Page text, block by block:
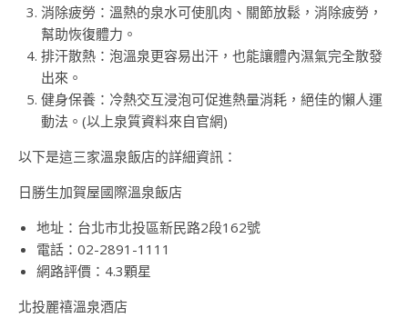
消除疲勞：溫熱的泉水可使肌肉、關節放鬆，消除疲勞，
幫助恢復體力。
排汗散熱：泡溫泉更容易出汗，也能讓體內濕氣完全散發
出來。
健身保養：冷熱交互浸泡可促進熱量消耗，絕佳的懶人運
動法。(以上泉質資料來自官網)
以下是這三家溫泉飯店的詳細資訊：
日勝生加賀屋國際溫泉飯店
地址：台北市北投區新民路2段162號
電話：02-2891-1111
網路評價：4.3顆星
北投麗禧溫泉酒店